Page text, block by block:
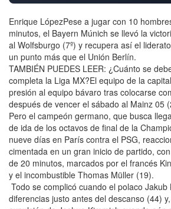
Enrique LópezPese a jugar con 10
minutos, el Bayern Múnich se llevó la
al Wolfsburgo (7º) y recupera así el
un punto más que el Unión Berlín.
TAMBIÉN PUEDES LEER: ¿Cuánto se
completa la Liga MX?El equipo de la
presión al equipo bávaro tras colocarse
después de vencer el sábado al Mainz 05
Pero el campeón germano, que busca
de ida de los octavos de final de la
nueve días en París contra el PSG,
cimentada en un gran inicio de partido,
de 20 minutos, marcados por el francés
y el incombustible Thomas Müller (19).
Todo se complicó cuando el polaco Jakub
diferencias justo antes del descanso (44)